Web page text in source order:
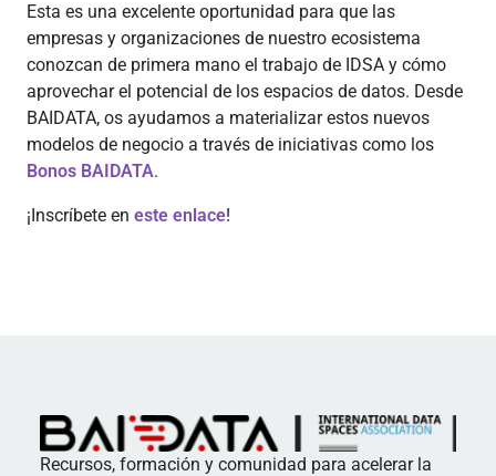
Esta es una excelente oportunidad para que las
empresas y organizaciones de nuestro ecosistema
conozcan de primera mano el trabajo de IDSA y cómo
aprovechar el potencial de los espacios de datos. Desde
BAIDATA, os ayudamos a materializar estos nuevos
modelos de negocio a través de iniciativas como los
Bonos BAIDATA.
¡Inscríbete en este enlace!
Recursos, formación y comunidad para acelerar la